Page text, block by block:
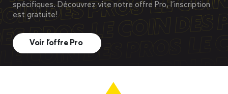
spécifiques. Découvrez vite notre offre Pro, l’inscription
est gratuite!
Voir l’offre Pro